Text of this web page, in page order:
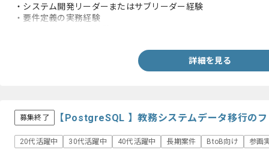
・システム開発リーダーまたはサブリーダー経験
・要件定義の実務経験
詳細を見る
募集終了 【PostgreSQL 】教務システムデータ移行の
20代活躍中 30代活躍中 40代活躍中 長期案件 BtoB向け 参画